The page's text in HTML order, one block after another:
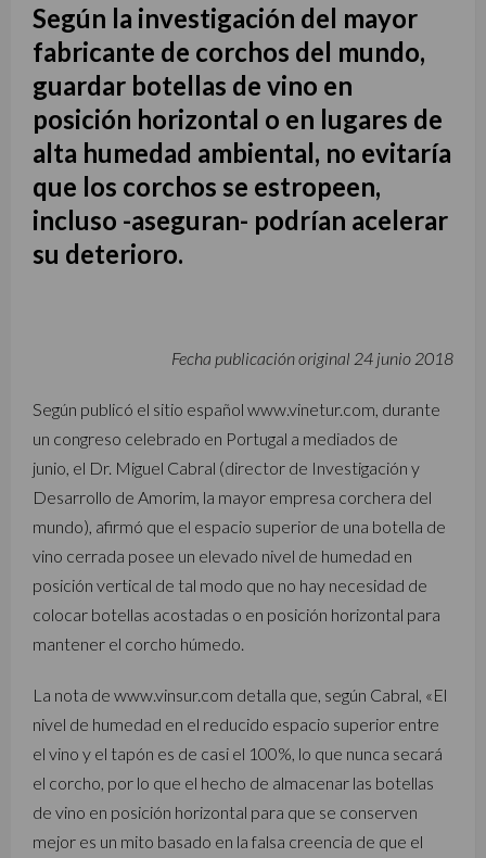
Según la investigación del mayor
fabricante de corchos del mundo,
guardar botellas de vino en
posición horizontal o en lugares de
alta humedad ambiental, no evitaría
que los corchos se estropeen,
incluso -aseguran- podrían acelerar
su deterioro.
Fecha publicación original 24 junio 2018
Según publicó el sitio español www.vinetur.com, durante
un congreso celebrado en Portugal a mediados de
junio, el Dr. Miguel Cabral (director de Investigación y
Desarrollo de Amorim, la mayor empresa corchera del
mundo), afirmó que el espacio superior de una botella de
vino cerrada posee un elevado nivel de humedad en
posición vertical de tal modo que no hay necesidad de
colocar botellas acostadas o en posición horizontal para
mantener el corcho húmedo.
La nota de www.vinsur.com detalla que, según Cabral, «El
nivel de humedad en el reducido espacio superior entre
el vino y el tapón es de casi el 100%, lo que nunca secará
el corcho, por lo que el hecho de almacenar las botellas
de vino en posición horizontal para que se conserven
mejor es un mito basado en la falsa creencia de que el